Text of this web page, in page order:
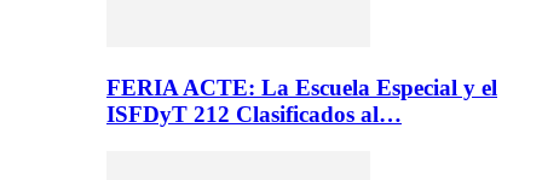
FERIA ACTE: La Escuela Especial y el
ISFDyT 212 Clasificados al…